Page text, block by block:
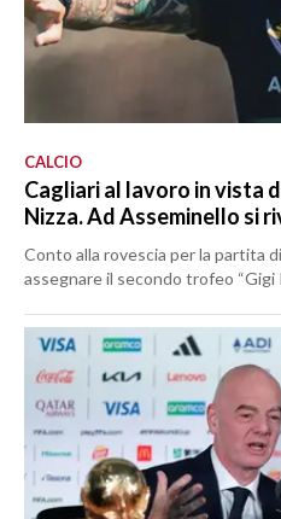
CALCIO
Cagliari al lavoro in vista
Nizza. Ad Asseminello si
Conto alla rovescia per la partita
assegnare il secondo trofeo “Gigi